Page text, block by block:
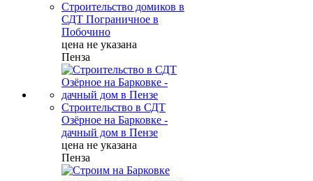
Строительство домиков в
СДТ Пограничное в
Побочино
цена не указана
Пенза
Строительство в СДТ
Озёрное на Барковке -
дачный дом в Пензе
цена не указана
Пенза